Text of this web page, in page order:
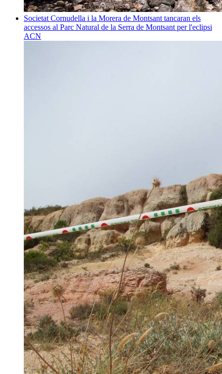
Societat Cornudella i la Morera de Montsant tancaran els
accessos al Parc Natural de la Serra de Montsant per l'eclipsi
ACN